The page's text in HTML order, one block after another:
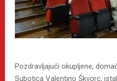
Pozdravljajući okupljene,
Subotica Valentino Škvorc,